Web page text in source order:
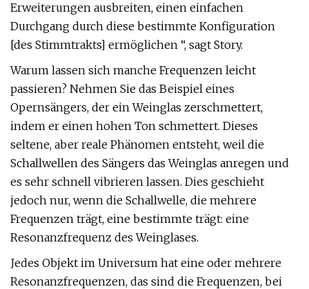
Erweiterungen ausbreiten, einen einfachen
Durchgang durch diese bestimmte Konfiguration
[des Stimmtrakts] ermöglichen “, sagt Story.
Warum lassen sich manche Frequenzen leicht
passieren? Nehmen Sie das Beispiel eines
Opernsängers, der ein Weinglas zerschmettert,
indem er einen hohen Ton schmettert. Dieses
seltene, aber reale Phänomen entsteht, weil die
Schallwellen des Sängers das Weinglas anregen und
es sehr schnell vibrieren lassen. Dies geschieht
jedoch nur, wenn die Schallwelle, die mehrere
Frequenzen trägt, eine bestimmte trägt: eine
Resonanzfrequenz des Weinglases.
Jedes Objekt im Universum hat eine oder mehrere
Resonanzfrequenzen, das sind die Frequenzen, bei